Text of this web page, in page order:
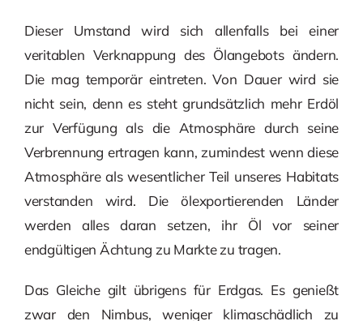
Dieser Umstand wird sich allenfalls bei einer
veritablen Verknappung des Ölangebots ändern.
Die mag temporär eintreten. Von Dauer wird sie
nicht sein, denn es steht grundsätzlich mehr Erdöl
zur Verfügung als die Atmosphäre durch seine
Verbrennung ertragen kann, zumindest wenn diese
Atmosphäre als wesentlicher Teil unseres Habitats
verstanden wird. Die ölexportierenden Länder
werden alles daran setzen, ihr Öl vor seiner
endgültigen Ächtung zu Markte zu tragen.
Das Gleiche gilt übrigens für Erdgas. Es genießt
zwar den Nimbus, weniger klimaschädlich zu